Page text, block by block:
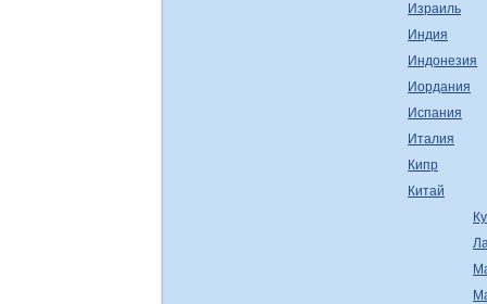
Израиль
Индия
Индонезия
Иордания
Испания
Италия
Кипр
Китай